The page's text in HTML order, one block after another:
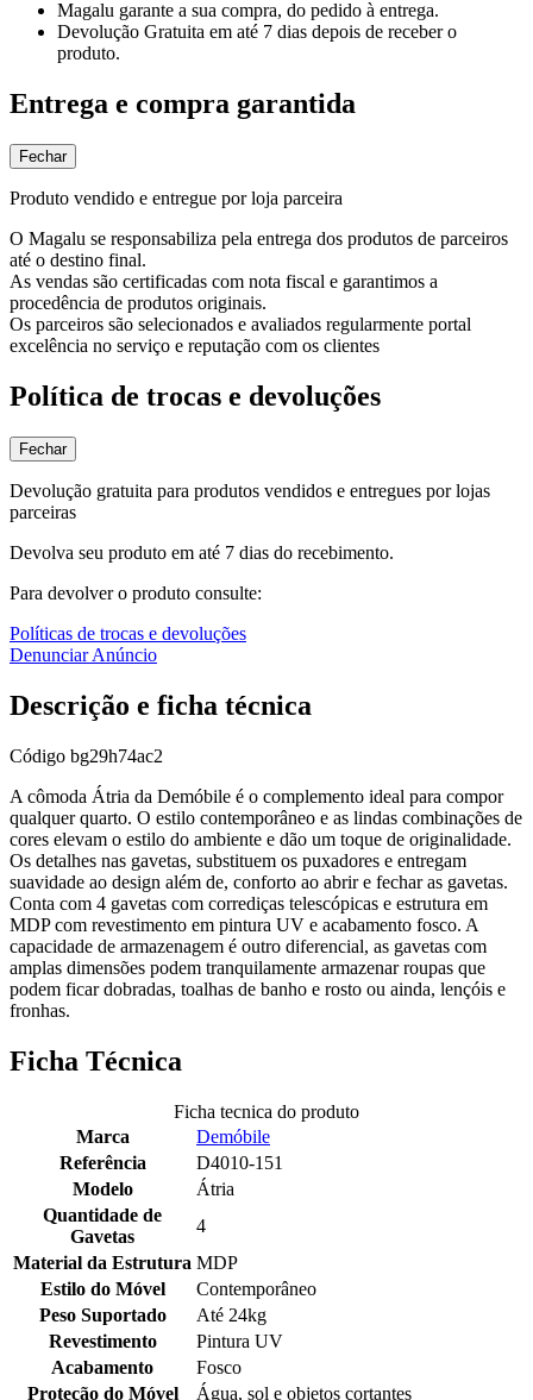
Magalu garante a sua compra, do pedido à entrega.
Devolução Gratuita em até 7 dias depois de receber o
produto.
Entrega e compra garantida
Fechar
Produto vendido e entregue por loja parceira
O Magalu se responsabiliza pela entrega dos produtos de parceiros
até o destino final.
As vendas são certificadas com nota fiscal e garantimos a
procedência de produtos originais.
Os parceiros são selecionados e avaliados regularmente portal
excelência no serviço e reputação com os clientes
Política de trocas e devoluções
Fechar
Devolução gratuita para produtos vendidos e entregues por lojas
parceiras
Devolva seu produto em até 7 dias do recebimento.
Para devolver o produto consulte:
Políticas de trocas e devoluções
Denunciar Anúncio
Descrição e ficha técnica
Código bg29h74ac2
A cômoda Átria da Demóbile é o complemento ideal para compor
qualquer quarto. O estilo contemporâneo e as lindas combinações de
cores elevam o estilo do ambiente e dão um toque de originalidade.
Os detalhes nas gavetas, substituem os puxadores e entregam
suavidade ao design além de, conforto ao abrir e fechar as gavetas.
Conta com 4 gavetas com corrediças telescópicas e estrutura em
MDP com revestimento em pintura UV e acabamento fosco. A
capacidade de armazenagem é outro diferencial, as gavetas com
amplas dimensões podem tranquilamente armazenar roupas que
podem ficar dobradas, toalhas de banho e rosto ou ainda, lençóis e
fronhas.
Ficha Técnica
Ficha tecnica do produto
Marca
Demóbile
Referência
D4010-151
Modelo
Átria
Quantidade de
Gavetas
4
Material da Estrutura MDP
Estilo do Móvel
Contemporâneo
Peso Suportado
Até 24kg
Revestimento
Pintura UV
Acabamento
Fosco
Proteção do Móvel
Água, sol e objetos cortantes